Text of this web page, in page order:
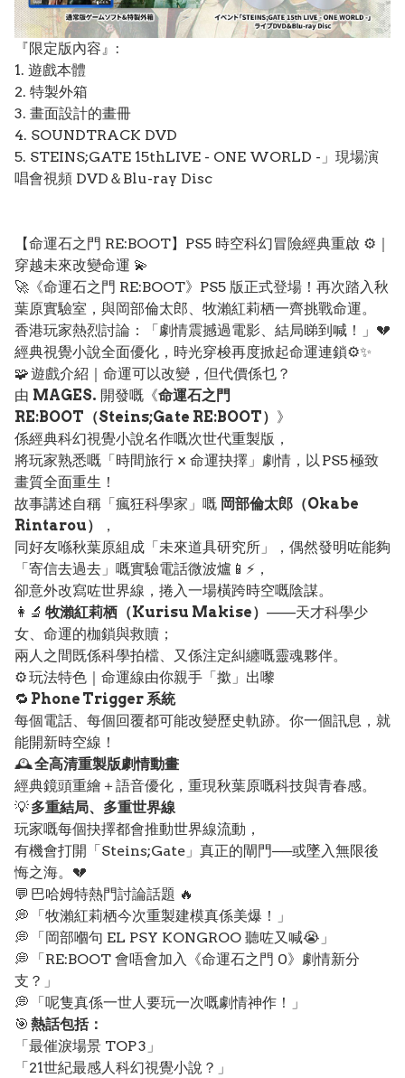
『限定版內容』:
1. 遊戲本體
2. 特製外箱
3. 畫面設計的畫冊
4. SOUNDTRACK DVD
5. STEINS;GATE 15thLIVE - ONE WORLD -」現場演
唱會視頻 DVD＆Blu-ray Disc
【命運石之門 RE:BOOT】PS5 時空科幻冒險經典重啟 ⚙️｜
穿越未來改變命運 💫
🚀《命運石之門 RE:BOOT》PS5 版正式登場！再次踏入秋
葉原實驗室，與岡部倫太郎、牧瀨紅莉栖一齊挑戰命運。
香港玩家熱烈討論：「劇情震撼過電影、結局睇到喊！」💔
經典視覺小說全面優化，時光穿梭再度掀起命運連鎖⚙️✨
🧩 遊戲介紹｜命運可以改變，但代價係乜？
由 MAGES. 開發嘅《命運石之門
RE:BOOT（Steins;Gate RE:BOOT） 》
係經典科幻視覺小說名作嘅次世代重製版，
將玩家熟悉嘅「時間旅行 × 命運抉擇」劇情，以 PS5 極致
畫質全面重生！
故事講述自稱「瘋狂科學家」嘅 岡部倫太郎（Okabe
Rintarou）
，
同好友喺秋葉原組成「未來道具研究所」，偶然發明咗能夠
「寄信去過去」嘅實驗電話微波爐📱⚡，
卻意外改寫咗世界線，捲入一場橫跨時空嘅陰謀。
👩‍🔬 牧瀨紅莉栖（Kurisu Makise） ——天才科學少
女、命運的枷鎖與救贖；
兩人之間既係科學拍檔、又係注定糾纏嘅靈魂夥伴。
⚙️ 玩法特色｜命運線由你親手「撳」出嚟
🔁 Phone Trigger 系統
每個電話、每個回覆都可能改變歷史軌跡。你一個訊息，就
能開新時空線！
🕰️全高清重製版劇情動畫
經典鏡頭重繪＋語音優化，重現秋葉原嘅科技與青春感。
💡多重結局、多重世界線
玩家嘅每個抉擇都會推動世界線流動，
有機會打開「Steins;Gate」真正的閘門──或墜入無限後
悔之海。💔
💬 巴哈姆特熱門討論話題 🔥
💭 「牧瀨紅莉栖今次重製建模真係美爆！」
💭 「岡部嗰句 EL PSY KONGROO 聽咗又喊😭」
💭 「RE:BOOT 會唔會加入《命運石之門 0》劇情新分
支？」
💭 「呢隻真係一世人要玩一次嘅劇情神作！」
🎯 熱話包括：
「最催淚場景 TOP 3」
「21世紀最感人科幻視覺小說？」